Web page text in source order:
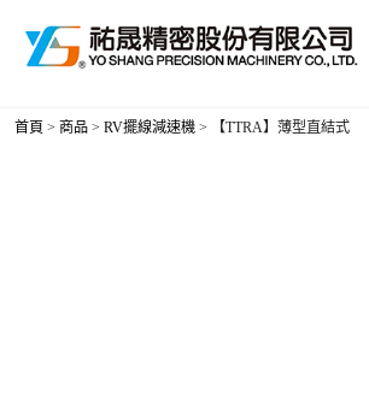
首頁 > 商品 >RV擺線減速機 > 【TTRA】薄型直結式